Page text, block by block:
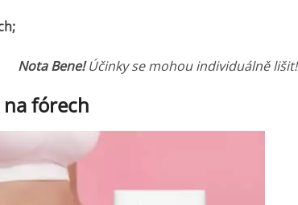
Nota Bene! Účinky se mohou individuálně lišit!
fórech